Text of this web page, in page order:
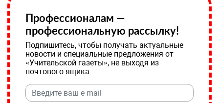
Профессионалам —
профессиональную рассылку!
Подпишитесь, чтобы получать актуальные
новости и специальные предложения от
«Учительской газеты», не выходя из
почтового ящика